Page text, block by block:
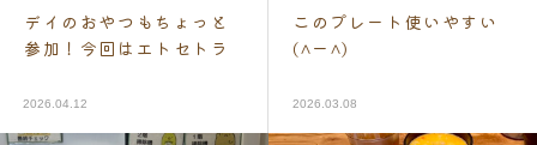
デイのおやつもちょっと
参加！今回はエトセトラ
2026.04.12
このプレート使いやすい
(^ー^)
2026.03.08